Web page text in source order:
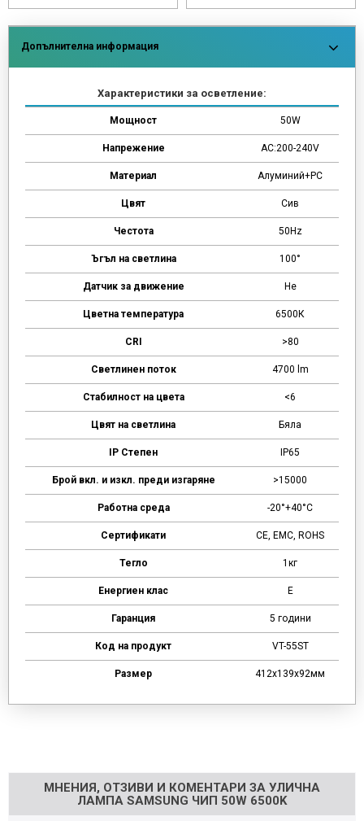
Допълнителна информация
Характеристики за осветление:
Мощност 50W
Напрежение AC:200-240V
Материал Алуминий+PC
Цвят Сив
Честота 50Hz
Ъгъл на светлина 100°
Датчик за движение Не
Цветна температура 6500К
CRI >80
Светлинен поток 4700 lm
Стабилност на цвета <6
Цвят на светлина Бяла
IP Степен IP65
Брой вкл. и изкл. преди изгаряне >15000
Работна среда -20°+40°C
Сертификати CE, EMC, ROHS
Тегло 1кг
Енергиен клас E
Гаранция 5 години
Код на продукт VT-55ST
Размер 412x139x92мм
МНЕНИЯ, ОТЗИВИ И КОМЕНТАРИ ЗА УЛИЧНА
ЛАМПА SAMSUNG ЧИП 50W 6500K